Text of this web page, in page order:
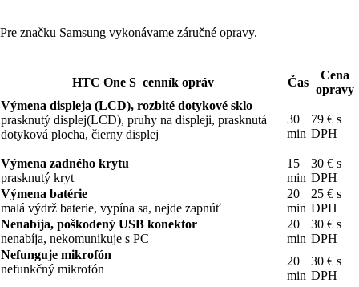
Pre značku Samsung vykonávame záručné opravy.
HTC One S cenník opráv Čas
Cena
opravy
Výmena displeja (LCD), rozbité dotykové sklo
prasknutý displej(LCD), pruhy na displeji, prasknutá
dotyková plocha, čierny displej
30
min
79 € s
DPH
Výmena zadného krytu
prasknutý kryt
15
min
30 € s
DPH
Výmena batérie
malá výdrž baterie, vypína sa, nejde zapnúť
20
min
25 € s
DPH
Nenabíja, poškodený USB konektor
nenabíja, nekomunikuje s PC
20
min
30 € s
DPH
Nefunguje mikrofón
nefunkčný mikrofón
20
min
30 € s
DPH